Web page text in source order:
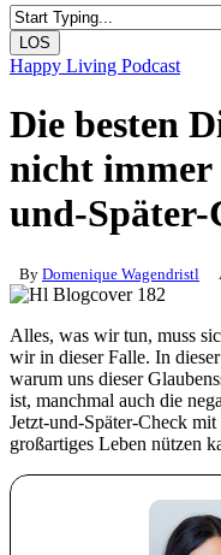
LOS
Close
Happy Living Podcast
Die besten
nicht immer
und-Später-
By Domenique Wagendristl
Alles, was wir tun, muss
wir in dieser Falle. In
warum uns dieser
ist, manchmal auch die
Jetzt-und-Später-Check
großartiges Leben nützen